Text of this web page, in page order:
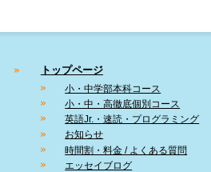
トップページ
小・中学部本科コース
小・中・高徹底個別コース
英語Jr.・速読・プログラミング
お知らせ
時間割・料金 / よくある質問
エッセイブログ